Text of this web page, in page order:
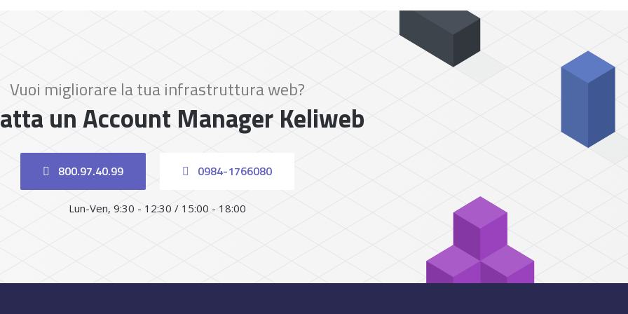
Vuoi migliorare la tua infrastruttura web?
un Account Manager Keliweb
800.97.40.99 0984-1766080
Lun-Ven, 9:30 - 12:30 / 15:00 - 18:00